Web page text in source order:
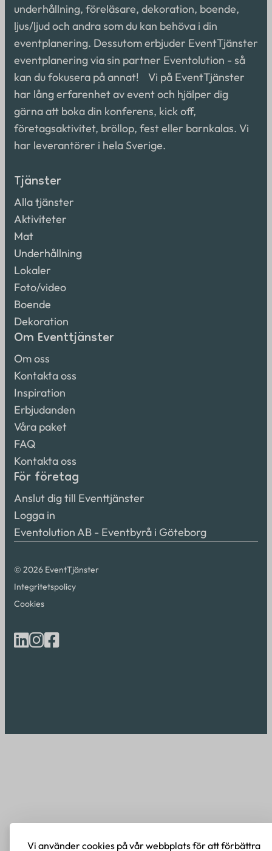
Vi använder cookies på vår webbplats för att förbättra
underhållning, föreläsare, dekoration, boende,
ljus/ljud och andra som du kan behöva i din
eventplanering. Dessutom erbjuder EventTjänster
eventplanering via sin partner Eventolution - så
kan du fokusera på annat! Vi på EventTjänster
har lång erfarenhet av event och hjälper dig
gärna att boka din konferens, kick off,
företagsaktivitet, bröllop, fest eller barnkalas. Vi
har leverantörer i hela Sverige.
Tjänster
Alla tjänster
Aktiviteter
Mat
Underhållning
Lokaler
Foto/video
Boende
Dekoration
Om Eventtjänster
Om oss
Kontakta oss
Inspiration
Erbjudanden
Våra paket
FAQ
Kontakta oss
För företag
Anslut dig till Eventtjänster
Logga in
Eventolution AB - Eventbyrå i Göteborg
© 2026 EventTjänster
Integritetspolicy
Cookies